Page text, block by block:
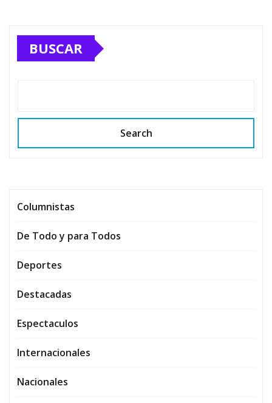
BUSCAR
Search
Columnistas
De Todo y para Todos
Deportes
Destacadas
Espectaculos
Internacionales
Nacionales